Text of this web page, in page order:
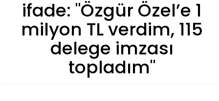
ifade: "Özgür Özel’e 1
milyon TL verdim, 115
delege imzası
topladım"